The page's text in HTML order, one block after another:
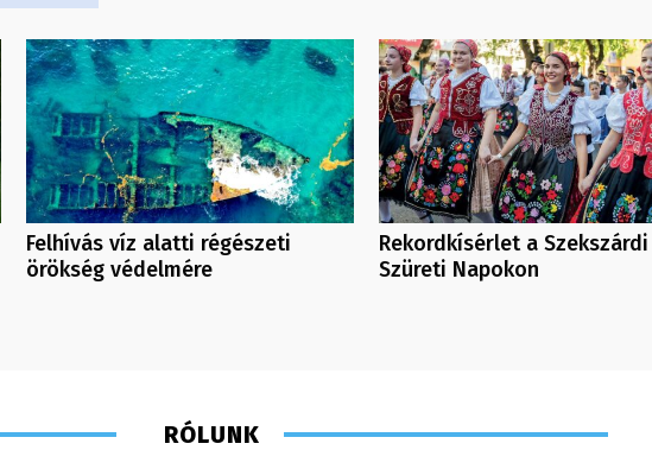
Felhívás víz alatti régészeti
örökség védelmére
Rekordkísérlet a Szekszárdi
Szüreti Napokon
RÓLUNK